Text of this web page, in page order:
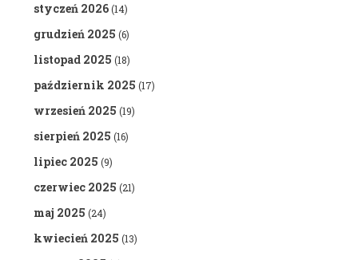
styczeń 2026(14)
grudzień 2025 (6)
listopad 2025 (18)
październik 2025 (17)
wrzesień 2025 (19)
sierpień 2025 (16)
lipiec 2025 (9)
czerwiec 2025 (21)
maj 2025 (24)
kwiecień 2025 (13)